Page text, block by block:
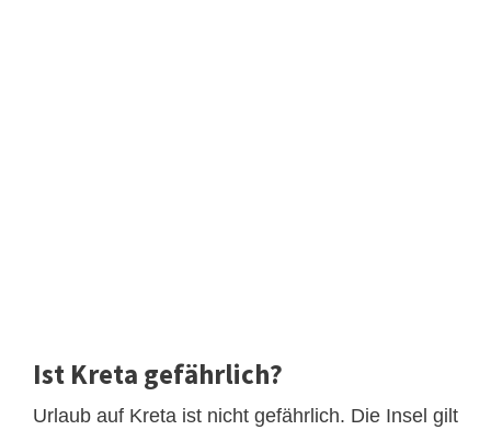
Ist Kreta gefährlich?
Urlaub auf Kreta ist nicht gefährlich. Die Insel gilt